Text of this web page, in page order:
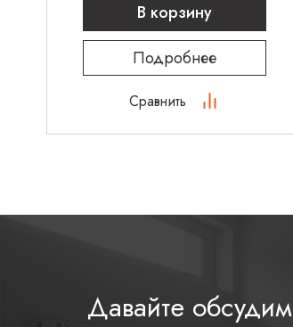
В корзину
Подробнее
Сравнить
Давайте обсудим